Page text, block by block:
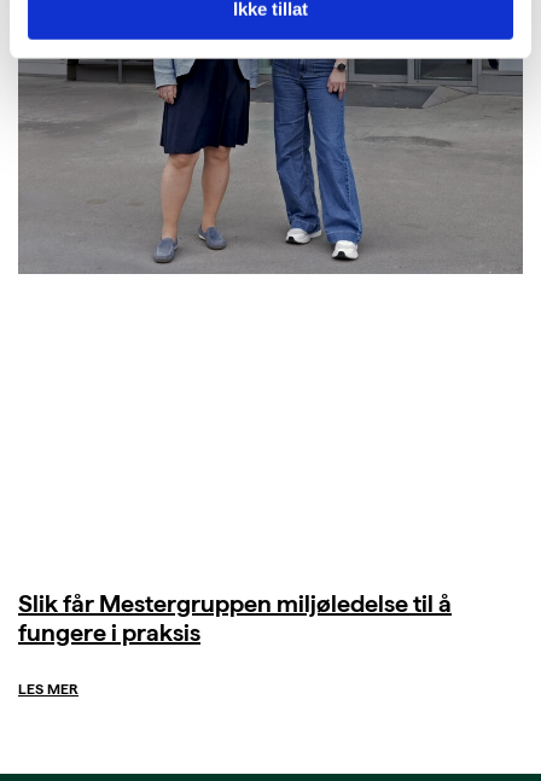
Ikke tillat
Slik får Mestergruppen miljøledelse til å
fungere i praksis
LES MER